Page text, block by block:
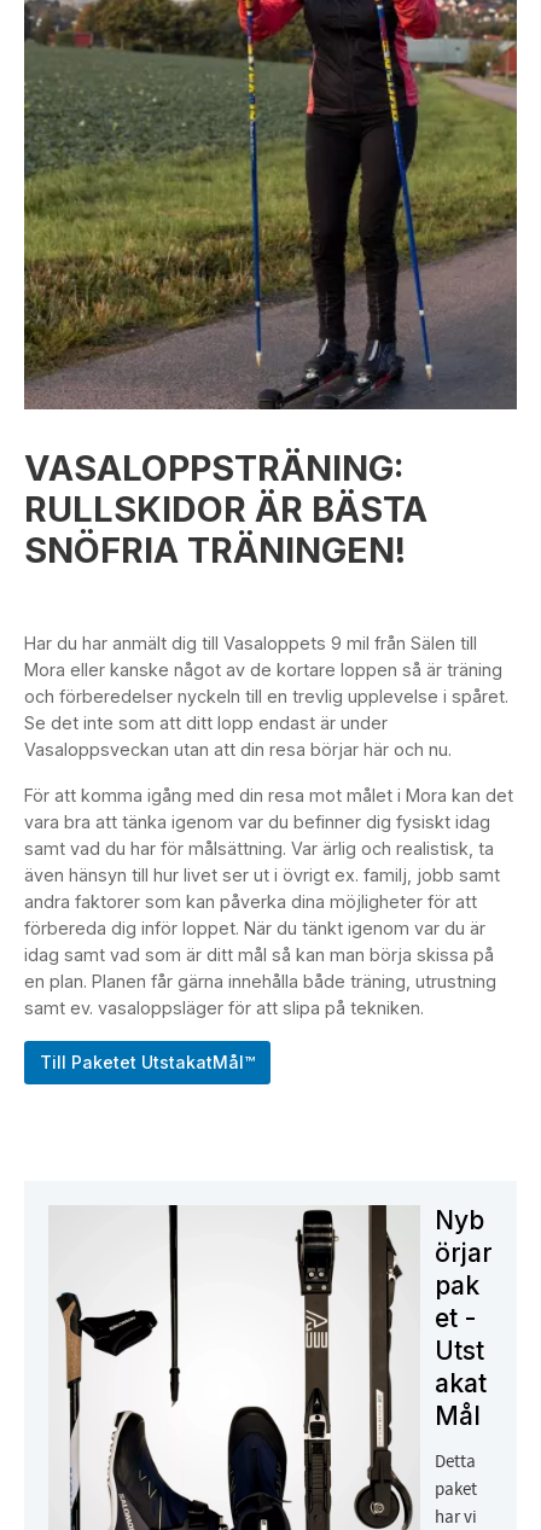
VASALOPPSTRÄNING:
RULLSKIDOR ÄR BÄSTA
SNÖFRIA TRÄNINGEN!
Har du har anmält dig till Vasaloppets 9 mil från Sälen till
Mora eller kanske något av de kortare loppen så är träning
och förberedelser nyckeln till en trevlig upplevelse i spåret.
Se det inte som att ditt lopp endast är under
Vasaloppsveckan utan att din resa börjar här och nu.
För att komma igång med din resa mot målet i Mora kan det
vara bra att tänka igenom var du befinner dig fysiskt idag
samt vad du har för målsättning. Var ärlig och realistisk, ta
även hänsyn till hur livet ser ut i övrigt ex. familj, jobb samt
andra faktorer som kan påverka dina möjligheter för att
förbereda dig inför loppet. När du tänkt igenom var du är
idag samt vad som är ditt mål så kan man börja skissa på
en plan. Planen får gärna innehålla både träning, utrustning
samt ev. vasaloppsläger för att slipa på tekniken.
Till Paketet UtstakatMål™
Nyb
örjar
pak
et -
Utst
akat
Mål
Detta
paket
har vi